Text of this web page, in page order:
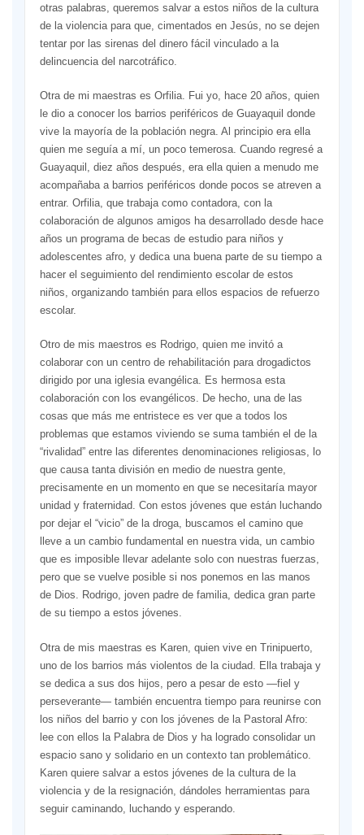
otras palabras, queremos salvar a estos niños de la cultura
de la violencia para que, cimentados en Jesús, no se dejen
tentar por las sirenas del dinero fácil vinculado a la
delincuencia del narcotráfico.
Otra de mi maestras es Orfilia. Fui yo, hace 20 años, quien
le dio a conocer los barrios periféricos de Guayaquil donde
vive la mayoría de la población negra. Al principio era ella
quien me seguía a mí, un poco temerosa. Cuando regresé a
Guayaquil, diez años después, era ella quien a menudo me
acompañaba a barrios periféricos donde pocos se atreven a
entrar. Orfilia, que trabaja como contadora, con la
colaboración de algunos amigos ha desarrollado desde hace
años un programa de becas de estudio para niños y
adolescentes afro, y dedica una buena parte de su tiempo a
hacer el seguimiento del rendimiento escolar de estos
niños, organizando también para ellos espacios de refuerzo
escolar.
Otro de mis maestros es Rodrigo, quien me invitó a
colaborar con un centro de rehabilitación para drogadictos
dirigido por una iglesia evangélica. Es hermosa esta
colaboración con los evangélicos. De hecho, una de las
cosas que más me entristece es ver que a todos los
problemas que estamos viviendo se suma también el de la
“rivalidad” entre las diferentes denominaciones religiosas, lo
que causa tanta división en medio de nuestra gente,
precisamente en un momento en que se necesitaría mayor
unidad y fraternidad. Con estos jóvenes que están luchando
por dejar el “vicio” de la droga, buscamos el camino que
lleve a un cambio fundamental en nuestra vida, un cambio
que es imposible llevar adelante solo con nuestras fuerzas,
pero que se vuelve posible si nos ponemos en las manos
de Dios. Rodrigo, joven padre de familia, dedica gran parte
de su tiempo a estos jóvenes.
Otra de mis maestras es Karen, quien vive en Trinipuerto,
uno de los barrios más violentos de la ciudad. Ella trabaja y
se dedica a sus dos hijos, pero a pesar de esto —fiel y
perseverante— también encuentra tiempo para reunirse con
los niños del barrio y con los jóvenes de la Pastoral Afro:
lee con ellos la Palabra de Dios y ha logrado consolidar un
espacio sano y solidario en un contexto tan problemático.
Karen quiere salvar a estos jóvenes de la cultura de la
violencia y de la resignación, dándoles herramientas para
seguir caminando, luchando y esperando.